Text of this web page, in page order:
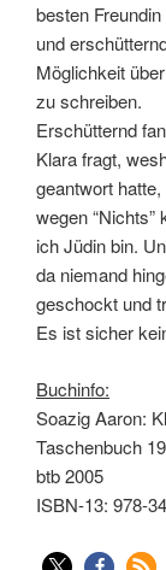
besten
und
Möglichkeit
zu schreiben.
Erschütternd
Klara fragt,
geantwort
wegen
ich Jüdin bin.
da niemand
geschockt und
Es ist sicher
Buchinfo:
Soazig Aaron:
Taschenbuch
btb 2005
ISBN-13: 978-